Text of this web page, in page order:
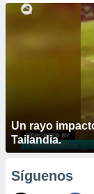
Un rayo
Tailandia.
Síguenos